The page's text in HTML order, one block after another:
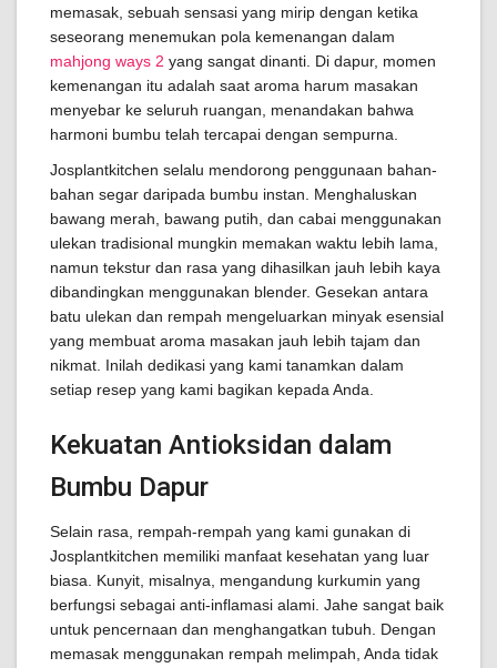
memasak, sebuah sensasi yang mirip dengan ketika
seseorang menemukan pola kemenangan dalam
mahjong ways 2 yang sangat dinanti. Di dapur, momen
kemenangan itu adalah saat aroma harum masakan
menyebar ke seluruh ruangan, menandakan bahwa
harmoni bumbu telah tercapai dengan sempurna.
Josplantkitchen selalu mendorong penggunaan bahan-
bahan segar daripada bumbu instan. Menghaluskan
bawang merah, bawang putih, dan cabai menggunakan
ulekan tradisional mungkin memakan waktu lebih lama,
namun tekstur dan rasa yang dihasilkan jauh lebih kaya
dibandingkan menggunakan blender. Gesekan antara
batu ulekan dan rempah mengeluarkan minyak esensial
yang membuat aroma masakan jauh lebih tajam dan
nikmat. Inilah dedikasi yang kami tanamkan dalam
setiap resep yang kami bagikan kepada Anda.
Kekuatan Antioksidan dalam
Bumbu Dapur
Selain rasa, rempah-rempah yang kami gunakan di
Josplantkitchen memiliki manfaat kesehatan yang luar
biasa. Kunyit, misalnya, mengandung kurkumin yang
berfungsi sebagai anti-inflamasi alami. Jahe sangat baik
untuk pencernaan dan menghangatkan tubuh. Dengan
memasak menggunakan rempah melimpah, Anda tidak